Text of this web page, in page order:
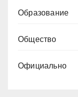
Образование
Общество
Официально